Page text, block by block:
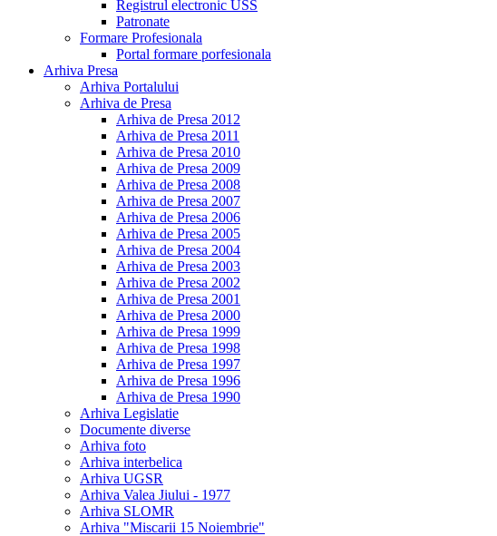
Registrul electronic USS
Patronate
Formare Profesionala
Portal formare porfesionala
Arhiva Presa
Arhiva Portalului
Arhiva de Presa
Arhiva de Presa 2012
Arhiva de Presa 2011
Arhiva de Presa 2010
Arhiva de Presa 2009
Arhiva de Presa 2008
Arhiva de Presa 2007
Arhiva de Presa 2006
Arhiva de Presa 2005
Arhiva de Presa 2004
Arhiva de Presa 2003
Arhiva de Presa 2002
Arhiva de Presa 2001
Arhiva de Presa 2000
Arhiva de Presa 1999
Arhiva de Presa 1998
Arhiva de Presa 1997
Arhiva de Presa 1996
Arhiva de Presa 1990
Arhiva Legislatie
Documente diverse
Arhiva foto
Arhiva interbelica
Arhiva UGSR
Arhiva Valea Jiului - 1977
Arhiva SLOMR
Arhiva "Miscarii 15 Noiembrie"